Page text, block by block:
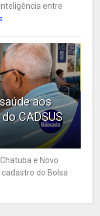
entre
aos
CADSUS
e Novo
do Bolsa